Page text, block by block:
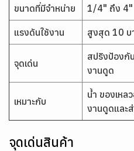
ขนาดที่มีจำหน่าย 1/4" ถึง 4"
แรงดันใช้งาน สูงสุด 10 บ
จุดเด่น
สปริงป้องกั
งานดูด
เหมาะกับ
น้ำ ของเหล
งานดูดและ
จุดเด่นสินค้า